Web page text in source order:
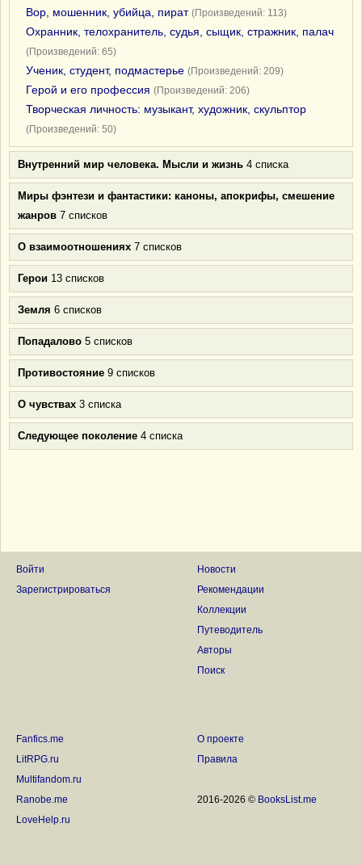
Вор, мошенник, убийца, пират (Произведений: 113)
Охранник, телохранитель, судья, сыщик, стражник, палач
(Произведений: 65)
Ученик, студент, подмастерье (Произведений: 209)
Герой и его профессия (Произведений: 206)
Творческая личность: музыкант, художник, скульптор
(Произведений: 50)
Внутренний мир человека. Мысли и жизнь 4 списка
Миры фэнтези и фантастики: каноны, апокрифы, смешение
жанров 7 списков
О взаимоотношениях 7 списков
Герои 13 списков
Земля 6 списков
Попадалово 5 списков
Противостояние 9 списков
О чувствах 3 списка
Следующее поколение 4 списка
Войти
Зарегистрироваться
Новости
Рекомендации
Коллекции
Путеводитель
Авторы
Поиск
Fanfics.me
LitRPG.ru
Multifandom.ru
Ranobe.me
LoveHelp.ru
О проекте
Правила
2016-2026 © BooksList.me